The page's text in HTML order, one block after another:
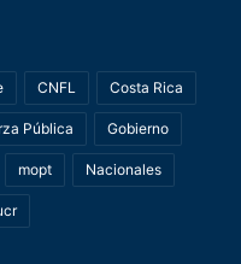
CNFL Costa Rica
Pública Gobierno
mopt Nacionales